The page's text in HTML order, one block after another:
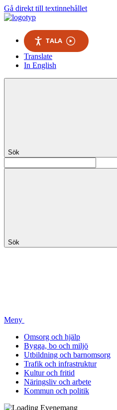
Gå direkt till textinnehållet
TALA
Translate
In English
Sök
Sök
Meny
Omsorg och hjälp
Bygga, bo och miljö
Utbildning och barnomsorg
Trafik och infrastruktur
Kultur och fritid
Näringsliv och arbete
Kommun och politik